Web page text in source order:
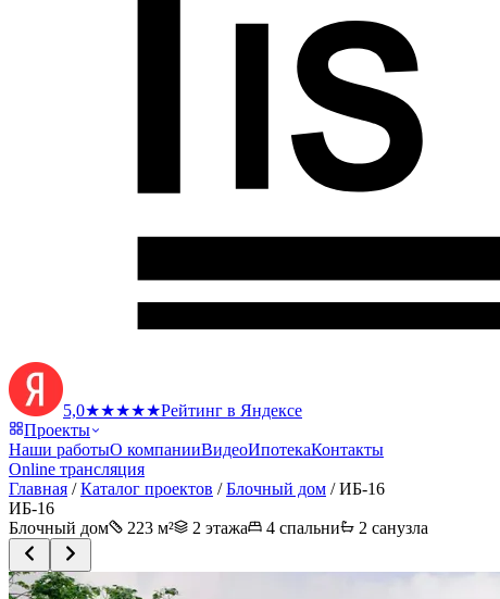
5,0★★★★★Рейтинг в Яндексе
Проекты
Наши работыО компанииВидеоИпотекаКонтакты
Online трансляция
Главная /Каталог проектов /Блочный дом /ИБ-16
ИБ-16
Блочный дом
223 м² 2 этажа 4 спальни 2 санузла